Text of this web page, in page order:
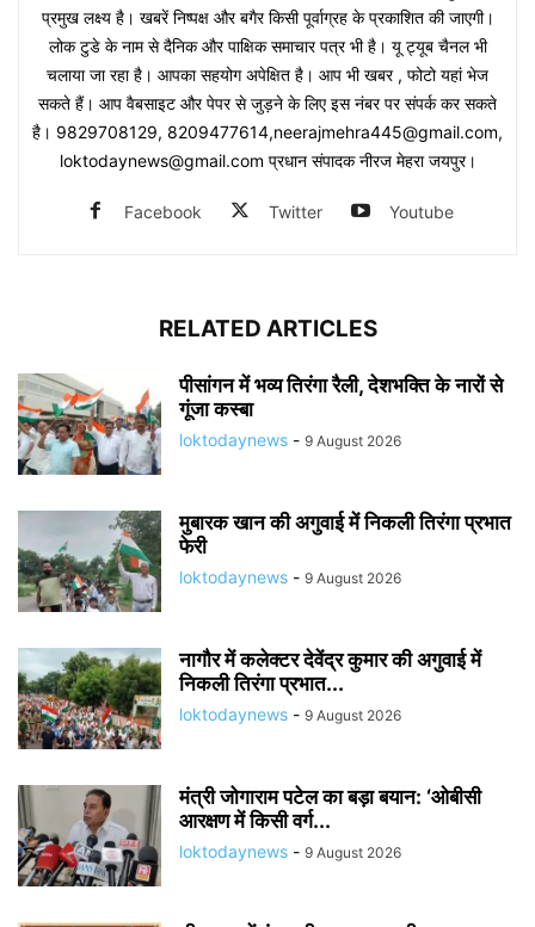
प्रमुख लक्ष्य है। खबरें निष्पक्ष और बगैर किसी पूर्वाग्रह के प्रकाशित की जाएगी।
लोक टुडे के नाम से दैनिक और पाक्षिक समाचार पत्र भी है। यू ट्यूब चैनल भी
चलाया जा रहा है। आपका सहयोग अपेक्षित है। आप भी खबर , फोटो यहां भेज
सकते हैं। आप वैबसाइट और पेपर से जुड़ने के लिए इस नंबर पर संपर्क कर सकते
है। 9829708129, 8209477614,neerajmehra445@gmail.com,
loktodaynews@gmail.com प्रधान संपादक नीरज मेहरा जयपुर।
Facebook Twitter Youtube
RELATED ARTICLES
पीसांगन में भव्य तिरंगा रैली, देशभक्ति के नारों से
गूंजा कस्बा
loktodaynews - 9 August 2026
मुबारक खान की अगुवाई में निकली तिरंगा प्रभात
फेरी
loktodaynews - 9 August 2026
नागौर में कलेक्टर देवेंद्र कुमार की अगुवाई में
निकली तिरंगा प्रभात...
loktodaynews - 9 August 2026
मंत्री जोगाराम पटेल का बड़ा बयान: ‘ओबीसी
आरक्षण में किसी वर्ग...
loktodaynews - 9 August 2026